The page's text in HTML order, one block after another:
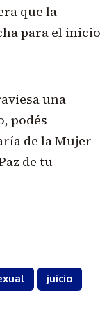
que la
para el inicio
una
podés
de la Mujer
de tu
juicio